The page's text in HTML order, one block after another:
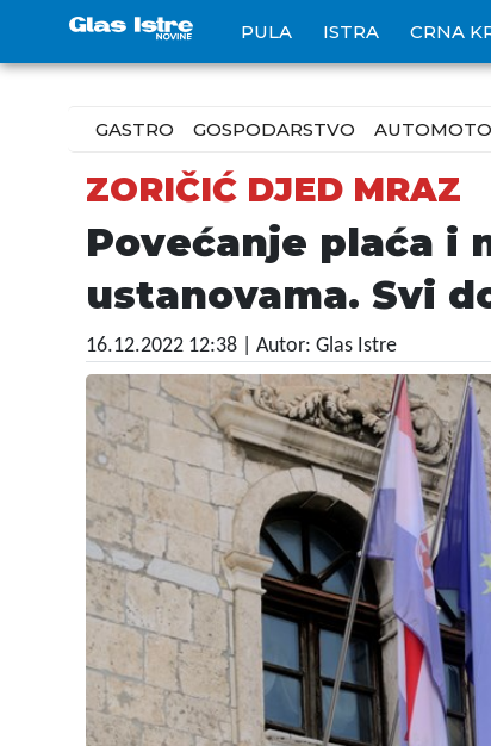
PULA ISTRA CRNA
GASTRO GOSPODARSTVO AUTOMOTO
ZORIČIĆ DJED MRAZ
Povećanje plaća i
ustanovama. Svi
16.12.2022 12:38 | Autor: Glas Istre